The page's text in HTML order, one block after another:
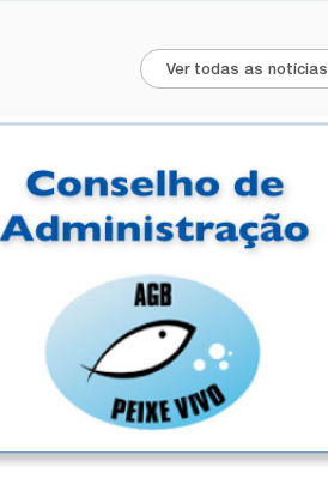
Ver todas as notícias